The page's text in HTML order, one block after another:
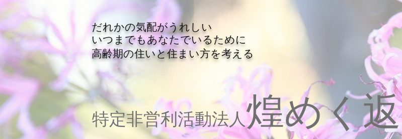
​だれかの気配がうれしい
​いつまでもあなたでいるために
​高齢期の住いと住まい方を考える
特定非営利活動法人煌めく